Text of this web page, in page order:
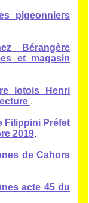
pigeonniers
Bérangère
et magasin
lotois Henri
.
Filippini Préfet
2019.
de Cahors
acte 45 du